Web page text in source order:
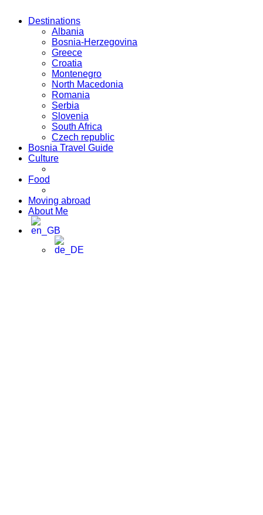
Destinations
Albania
Bosnia-Herzegovina
Greece
Croatia
Montenegro
North Macedonia
Romania
Serbia
Slovenia
South Africa
Czech republic
Bosnia Travel Guide
Culture
Food
Moving abroad
About Me